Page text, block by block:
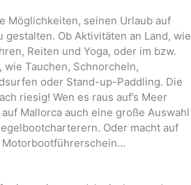
Möglichkeiten, seinen Urlaub auf
gestalten. Ob Aktivitäten an Land, wie
Reiten und Yoga, oder im bzw.
wie Tauchen, Schnorcheln,
oder Stand-up-Paddling. Die
riesig! Wen es raus auf’s Meer
Mallorca auch eine große Auswahl
Oder macht auf
Motorbootführerschein…